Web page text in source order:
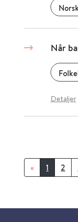
Når
Detaljer
« 1 2